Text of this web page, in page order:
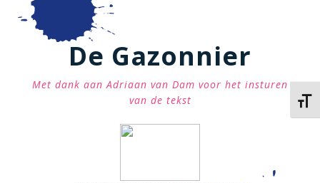
De Gazonnier
Met dank aan Adriaan van Dam voor het insturen
van de tekst